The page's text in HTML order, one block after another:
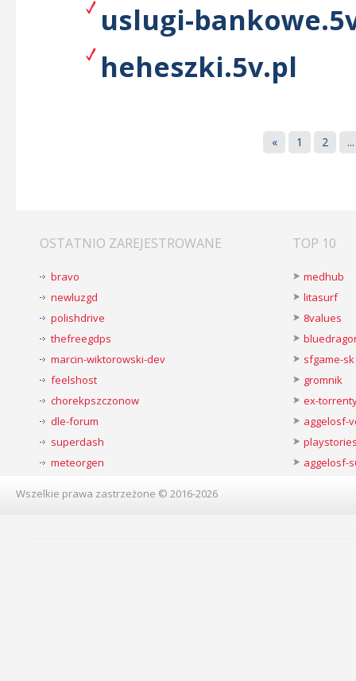
uslugi-
heheszki.5v.pl
« 1 2 ...
OSTATNIO ZAREJESTROWANE
bravo
newluzgd
polishdrive
thefreegdps
marcin-wiktorowski-dev
feelshost
chorekpszczonow
dle-forum
superdash
meteorgen
TOP 10
medhub
litasurf
8values
sfgame-sk
gromnik
ex-
aggelosf-
aggelosf-
Wszelkie prawa zastrzeżone © 2016-2026